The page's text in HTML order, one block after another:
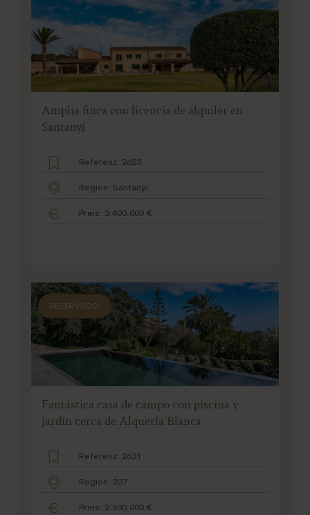
Amplia finca con licencia de alquiler en
Santanyí
Referenz: 2623
Region: Santanyí
Preis: 3.400.000 €
RESERVADO
Fantástica casa de campo con piscina y
jardín cerca de Alquería Blanca
Referenz: 2631
Region: 237
Preis: 2.600.000 €